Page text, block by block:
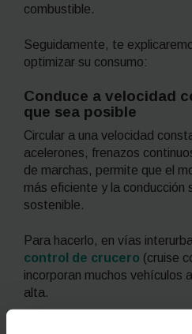
combustible.
Seguidamente, te
optimizar su consumo:
Conduce a velocidad
que sea posible
Circular a una velocidad
acelerones, frenazos
de marchas, permite que el
más eficiente y la conducción
sostenible.
Para hacerlo, en vías
control de crucero (cruise
incorporan muchos vehículos
alta.
Cambia a marchas